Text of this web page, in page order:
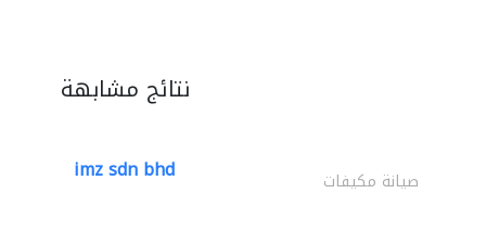
نتائج مشابهة
imz sdn bhd صيانة مكيفات